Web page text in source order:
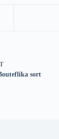
sort